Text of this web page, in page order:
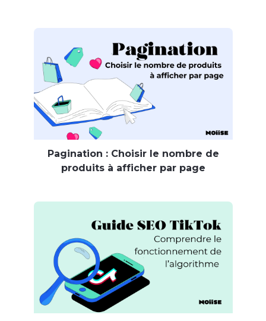
Pagination : Choisir le nombre de
produits à afficher par page